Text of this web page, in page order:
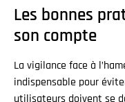
Les bonnes
son compte
La vigilance face à
indispensable pour
utilisateurs doivent se